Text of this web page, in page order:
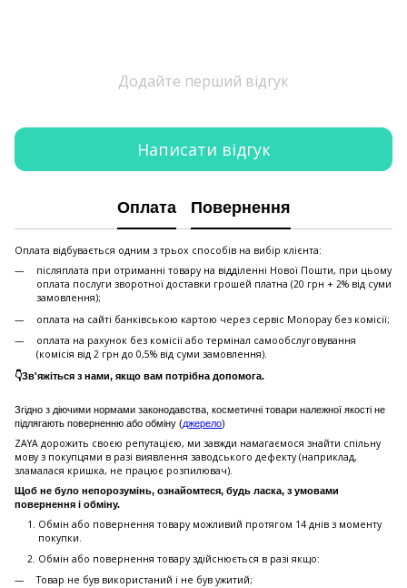
Додайте перший відгук
Написати відгук
Оплата Повернення
Оплата відбувається одним з трьох способів на вибір клієнта:
післяплата при отриманні товару на відділенні Нової Пошти, при цьому
оплата послуги зворотної доставки грошей платна (20 грн + 2% від суми
замовлення);
оплата на сайті банківською картою через сервіс Monopay без комісії;
оплата на рахунок без комісії або термінал самообслуговування
(комісія від 2 грн до 0,5% від суми замовлення).
👇Зв'яжіться з нами, якщо вам потрібна допомога.
Згідно з діючими нормами законодавства, косметичні товари належної якості не
підлягають поверненню або обміну (джерело)
ZAYA дорожить своєю репутацією, ми завжди намагаємося знайти спільну
мову з покупцями в разі виявлення заводського дефекту (наприклад,
зламалася кришка, не працює розпилювач).
Щоб не було непорозумінь, ознайомтеся, будь ласка, з умовами
повернення і обміну.
Обмін або повернення товару можливий протягом 14 днів з моменту
покупки.
Обмiн або повернення товару здійснюється в разі якщо:
Товар не був використаний і не був ужитий;